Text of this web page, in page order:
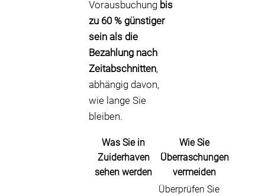
Vorausbuchung bis
zu 60 % günstiger
sein als die
Bezahlung nach
Zeitabschnitten,
abhängig davon,
wie lange Sie
bleiben.
Was Sie in
Zuiderhaven
sehen werden
Wie Sie
Überraschungen
vermeiden
Überprüfen Sie